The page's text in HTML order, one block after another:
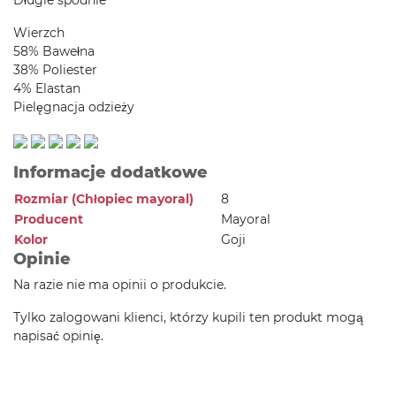
Wierzch
58% Bawełna
38% Poliester
4% Elastan
Pielęgnacja odzieży
Informacje dodatkowe
Rozmiar (Chłopiec mayoral)
8
Producent
Mayoral
Kolor
Goji
Opinie
Na razie nie ma opinii o produkcie.
Tylko zalogowani klienci, którzy kupili ten produkt mogą
napisać opinię.